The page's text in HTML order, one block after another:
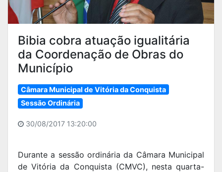
Bibia cobra atuação igualitária
da Coordenação de Obras do
Município
Câmara Municipal de Vitória da Conquista
Sessão Ordinária
30/08/2017 13:20:00
Durante a sessão ordinária da Câmara Municipal
de Vitória da Conquista (CMVC), nesta quarta-